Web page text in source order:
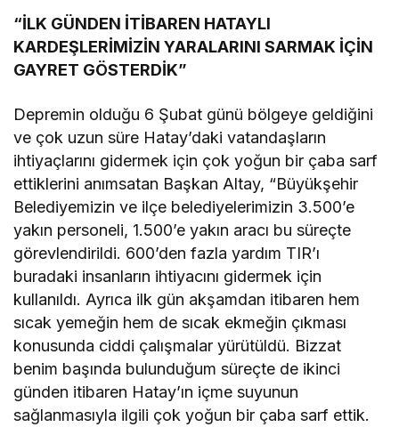
“İLK GÜNDEN İTİBAREN HATAYLI
KARDEŞLERİMİZİN YARALARINI SARMAK İÇİN
GAYRET GÖSTERDİK”
Depremin olduğu 6 Şubat günü bölgeye geldiğini
ve çok uzun süre Hatay’daki vatandaşların
ihtiyaçlarını gidermek için çok yoğun bir çaba sarf
ettiklerini anımsatan Başkan Altay, “Büyükşehir
Belediyemizin ve ilçe belediyelerimizin 3.500’e
yakın personeli, 1.500’e yakın aracı bu süreçte
görevlendirildi. 600’den fazla yardım TIR’ı
buradaki insanların ihtiyacını gidermek için
kullanıldı. Ayrıca ilk gün akşamdan itibaren hem
sıcak yemeğin hem de sıcak ekmeğin çıkması
konusunda ciddi çalışmalar yürütüldü. Bizzat
benim başında bulunduğum süreçte de ikinci
günden itibaren Hatay’ın içme suyunun
sağlanmasıyla ilgili çok yoğun bir çaba sarf ettik.